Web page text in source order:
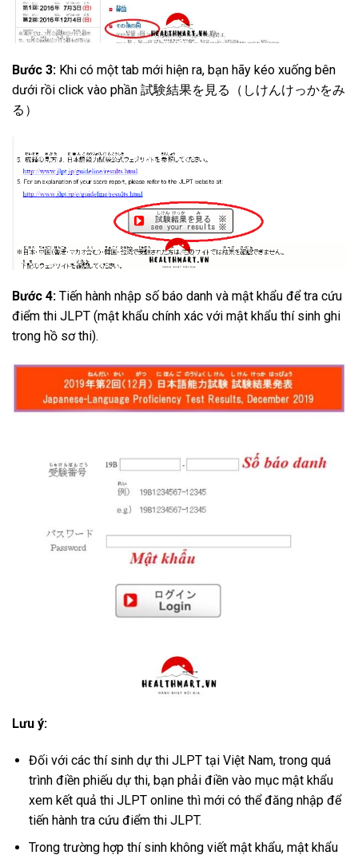
Bước 3: Khi có một tab mới hiện ra, bạn hãy kéo xuống bên
dưới rồi click vào phần 試験結果を見る（しけんけっかをみ
る）
Bước 4: Tiến hành nhập số báo danh và mật khẩu để tra cứu
điểm thi JLPT (mật khẩu chính xác với mật khẩu thí sinh ghi
trong hồ sơ thi).
Lưu ý:
Đối với các thí sinh dự thi JLPT tại Việt Nam, trong quá
trình điền phiếu dự thi, bạn phải điền vào mục mật khẩu
xem kết quả thi JLPT online thì mới có thể đăng nhập để
tiến hành tra cứu điểm thi JLPT.
Trong trường hợp thí sinh không viết mật khẩu, mật khẩu